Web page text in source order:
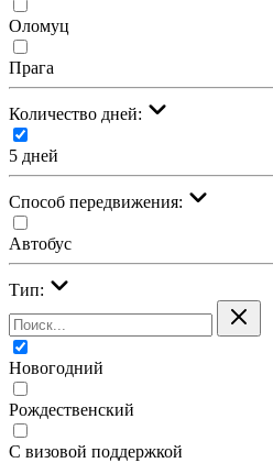
Оломуц
Прага
Количество дней:
5 дней
Cпособ передвижения:
Автобус
Тип:
Новогодний
Рождественский
С визовой поддержкой